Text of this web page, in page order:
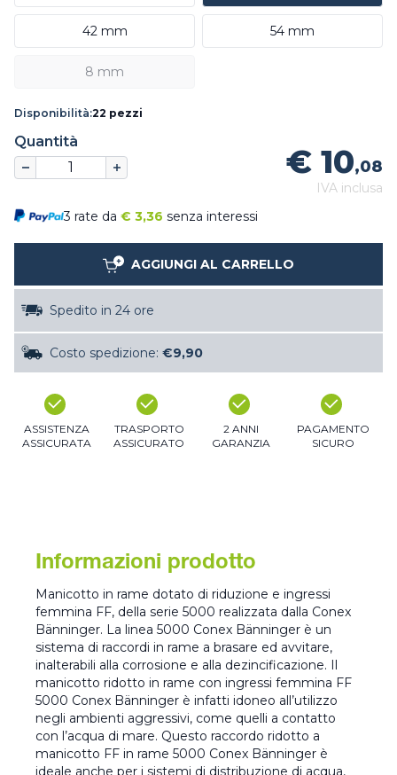
42 mm 54 mm
8 mm
Disponibilità:22 pezzi
Quantità
€ 10,08
IVA inclusa
3 rate da € 3,36 senza interessi
AGGIUNGI AL CARRELLO
Spedito in 24 ore
Costo spedizione: €9,90
ASSISTENZA
ASSICURATA
TRASPORTO
ASSICURATO
2 ANNI
GARANZIA
PAGAMENTO
SICURO
Informazioni prodotto
Manicotto in rame dotato di riduzione e ingressi
femmina FF, della serie 5000 realizzata dalla Conex
Bänninger. La linea 5000 Conex Bänninger è un
sistema di raccordi in rame a brasare ed avvitare,
inalterabili alla corrosione e alla dezincificazione. Il
manicotto ridotto in rame con ingressi femmina FF
5000 Conex Bänninger è infatti idoneo all’utilizzo
negli ambienti aggressivi, come quelli a contatto
con l’acqua di mare. Questo raccordo ridotto a
manicotto FF in rame 5000 Conex Bänninger è
ideale anche per i sistemi di distribuzione di acqua,